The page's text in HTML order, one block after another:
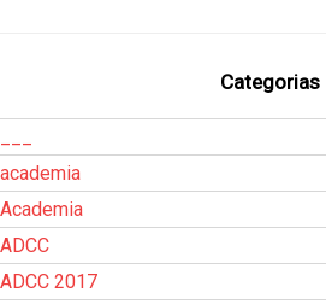
Categorias
academia
Academia
ADCC
ADCC 2017